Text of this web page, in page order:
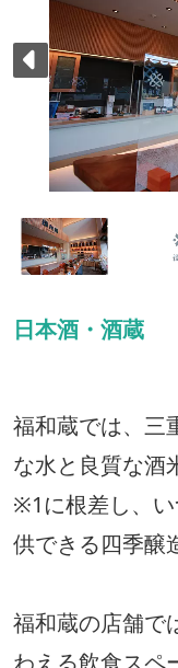
日本酒・酒蔵
福和蔵では、三
な水と良質な酒
※1に根差し、
供できる四季醸
福和蔵の店舗で